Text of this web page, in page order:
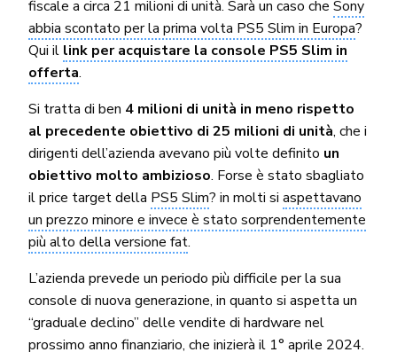
fiscale a circa 21 milioni di unità. Sarà un caso cheSony
abbia scontato per la prima volta PS5 Slim in Europa?
Qui il link per acquistare la console PS5 Slim in
offerta.
Si tratta di ben 4 milioni di unità in meno rispetto
al precedente obiettivo di 25 milioni di unità, che i
dirigenti dell’azienda avevano più volte definito un
obiettivo molto ambizioso. Forse è stato sbagliato
il price target della PS5 Slim? in molti siaspettavano
un prezzo minore e invece è stato sorprendentemente
più alto della versione fat.
L’azienda prevede un periodo più difficile per la sua
console di nuova generazione, in quanto si aspetta un
“graduale declino” delle vendite di hardware nel
prossimo anno finanziario, che inizierà il 1° aprile 2024.